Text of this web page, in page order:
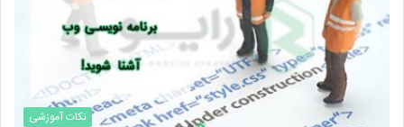
نکات آموزشی